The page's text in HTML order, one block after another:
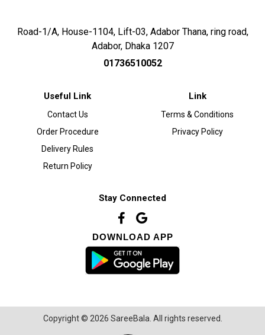
Road-1/A, House-1104, Lift-03, Adabor Thana, ring road,
Adabor, Dhaka 1207
01736510052
Useful Link
Contact Us
Order Procedure
Delivery Rules
Return Policy
Link
Terms & Conditions
Privacy Policy
Stay Connected
DOWNLOAD APP
Copyright © 2026 SareeBala. All rights reserved.